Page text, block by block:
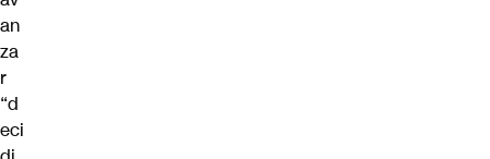
an
za
r
“d
eci